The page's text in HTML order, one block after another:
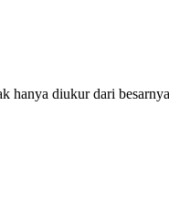
diukur dari